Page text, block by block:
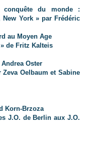
du monde :
New York » par Frédéric
au Moyen Age
de Fritz Kalteis
Oster
Oelbaum et Sabine
Korn-Brzoza
J.O. de Berlin aux J.O.